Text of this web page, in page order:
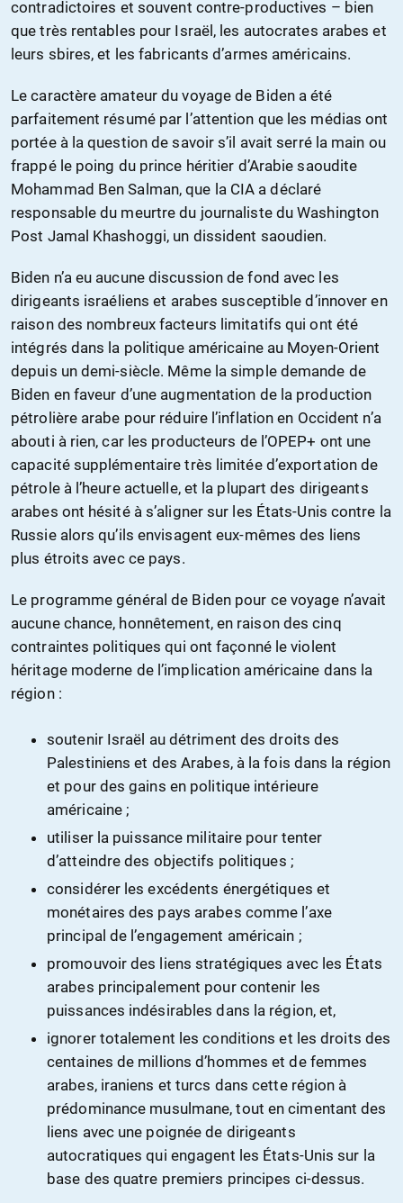
contradictoires et souvent contre-productives – bien
que très rentables pour Israël, les autocrates arabes et
leurs sbires, et les fabricants d’armes américains.
Le caractère amateur du voyage de Biden a été
parfaitement résumé par l’attention que les médias ont
portée à la question de savoir s’il avait serré la main ou
frappé le poing du prince héritier d’Arabie saoudite
Mohammad Ben Salman, que la CIA a déclaré
responsable du meurtre du journaliste du Washington
Post Jamal Khashoggi, un dissident saoudien.
Biden n’a eu aucune discussion de fond avec les
dirigeants israéliens et arabes susceptible d’innover en
raison des nombreux facteurs limitatifs qui ont été
intégrés dans la politique américaine au Moyen-Orient
depuis un demi-siècle. Même la simple demande de
Biden en faveur d’une augmentation de la production
pétrolière arabe pour réduire l’inflation en Occident n’a
abouti à rien, car les producteurs de l’OPEP+ ont une
capacité supplémentaire très limitée d’exportation de
pétrole à l’heure actuelle, et la plupart des dirigeants
arabes ont hésité à s’aligner sur les États-Unis contre la
Russie alors qu’ils envisagent eux-mêmes des liens
plus étroits avec ce pays.
Le programme général de Biden pour ce voyage n’avait
aucune chance, honnêtement, en raison des cinq
contraintes politiques qui ont façonné le violent
héritage moderne de l’implication américaine dans la
région :
soutenir Israël au détriment des droits des
Palestiniens et des Arabes, à la fois dans la région
et pour des gains en politique intérieure
américaine ;
utiliser la puissance militaire pour tenter
d’atteindre des objectifs politiques ;
considérer les excédents énergétiques et
monétaires des pays arabes comme l’axe
principal de l’engagement américain ;
promouvoir des liens stratégiques avec les États
arabes principalement pour contenir les
puissances indésirables dans la région, et,
ignorer totalement les conditions et les droits des
centaines de millions d’hommes et de femmes
arabes, iraniens et turcs dans cette région à
prédominance musulmane, tout en cimentant des
liens avec une poignée de dirigeants
autocratiques qui engagent les États-Unis sur la
base des quatre premiers principes ci-dessus.